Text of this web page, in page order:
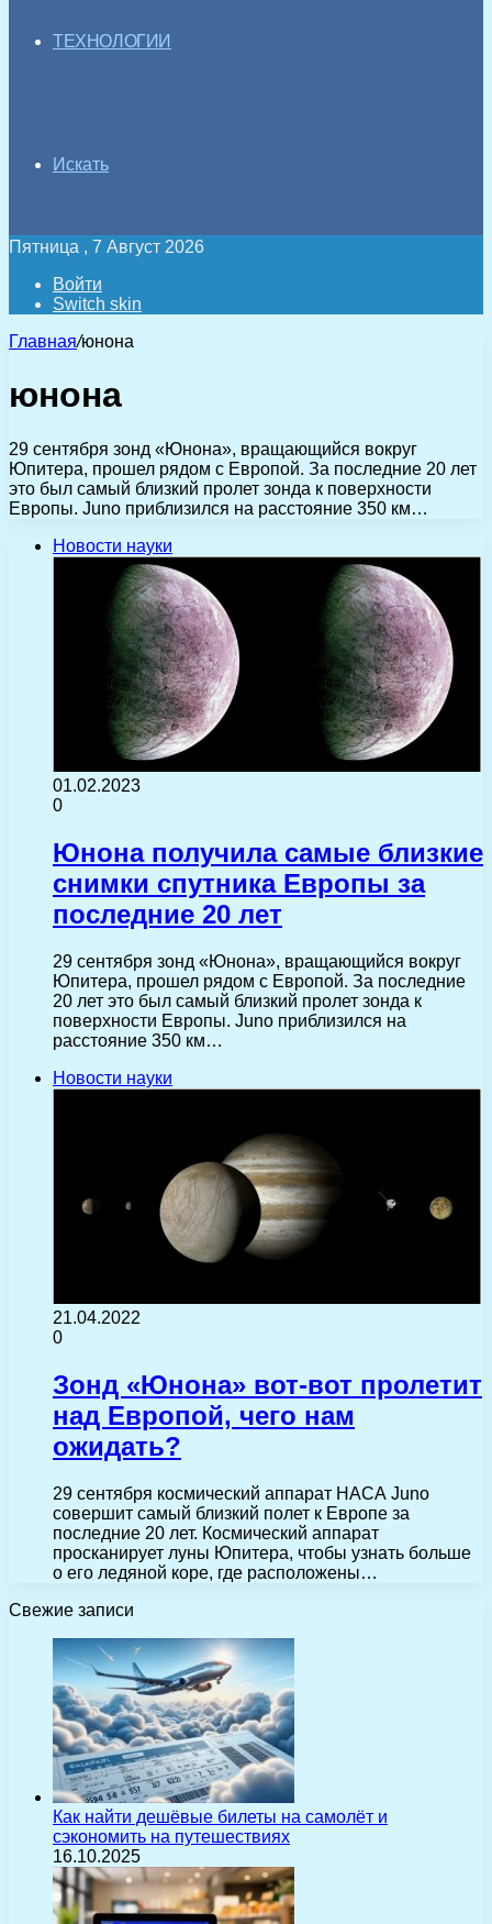
ТЕХНОЛОГИИ
Искать
Пятница , 7 Август 2026
Войти
Switch skin
Главная/юнона
юнона
29 сентября зонд «Юнона», вращающийся вокруг
Юпитера, прошел рядом с Европой. За последние 20 лет
это был самый близкий пролет зонда к поверхности
Европы. Juno приблизился на расстояние 350 км…
Новости науки
01.02.2023
0
Юнона получила самые близкие
снимки спутника Европы за
последние 20 лет
29 сентября зонд «Юнона», вращающийся вокруг
Юпитера, прошел рядом с Европой. За последние
20 лет это был самый близкий пролет зонда к
поверхности Европы. Juno приблизился на
расстояние 350 км…
Новости науки
21.04.2022
0
Зонд «Юнона» вот-вот пролетит
над Европой, чего нам
ожидать?
29 сентября космический аппарат НАСА Juno
совершит самый близкий полет к Европе за
последние 20 лет. Космический аппарат
просканирует луны Юпитера, чтобы узнать больше
о его ледяной коре, где расположены…
Свежие записи
Как найти дешёвые билеты на самолёт и
сэкономить на путешествиях
16.10.2025